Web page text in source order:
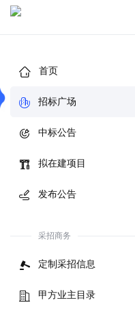
首页
招标广场
中标公告
拟在建项目
发布公告
采招商务
定制采招信息
甲方业主目录